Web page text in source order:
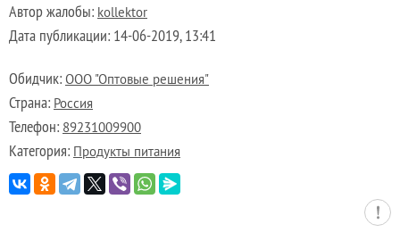
Автор жалобы: kollektor
Дата публикации: 14-06-2019, 13:41
Обидчик: ООО "Оптовые решения"
Страна: Россия
Телефон: 89231009900
Категория: Продукты питания